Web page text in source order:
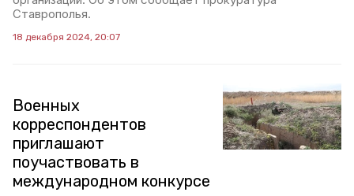
Ставрополья.
18 декабря 2024, 20:07
Военных
корреспондентов
приглашают
поучаствовать в
международном конкурсе